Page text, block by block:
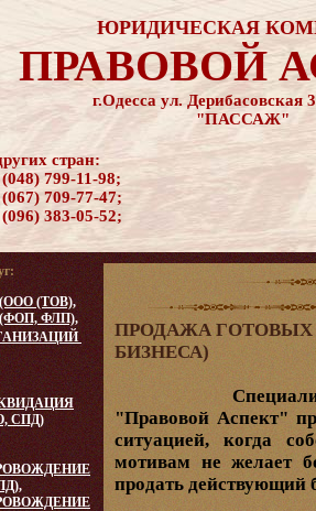
ЮРИДИЧЕСКАЯ
ПРАВОВОЙ
г.Одесса ул. Дерибасовская
"ПАССАЖ"
стран:
799-11-98;
709-77-47;
383-05-52;
(ТОВ),
ФЛП),
СПД)
ПРОДАЖА
БИЗНЕСА)
Специалистам
"Правовой Аспект"
ситуацией, когда
мотивам не желает
продать действующий